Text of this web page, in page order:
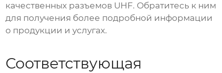
качественных разъемов UHF. Обратитесь к ним
для получения более подробной информации
о продукции и услугах.
Соответствующая